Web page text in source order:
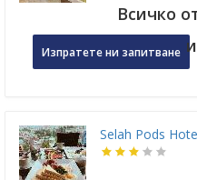
Всичко
Изпратете ни запитване
Selah Pods